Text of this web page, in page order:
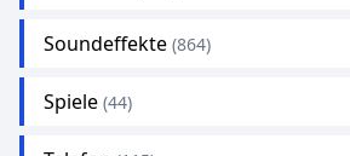
Soundeffekte (864)
Spiele (44)